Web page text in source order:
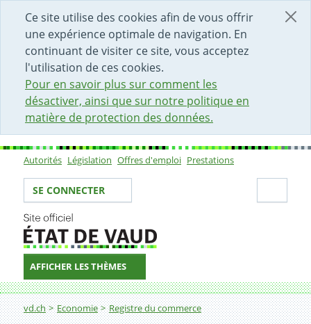
Ce site utilise des cookies afin de vous offrir
une expérience optimale de navigation. En
continuant de visiter ce site, vous acceptez
l'utilisation de ces cookies.
Pour en savoir plus sur comment les
désactiver, ainsi que sur notre politique en
matière de protection des données.
DÉBUT DU CONTENU DE LA PAGE
ACCÈS AU CHAMP DE RECHERCHE
PAGE D'ACCUEIL
FORMULAIRE DE CONTACT
Sous-navigation
Autorités Législation Offres d'emploi Prestations
Votre identité
SE CONNECTER
AFFICHER LES THÈMES
Fil d'Ariane
vd.ch Economie Registre du commerce
Questions fréquentes